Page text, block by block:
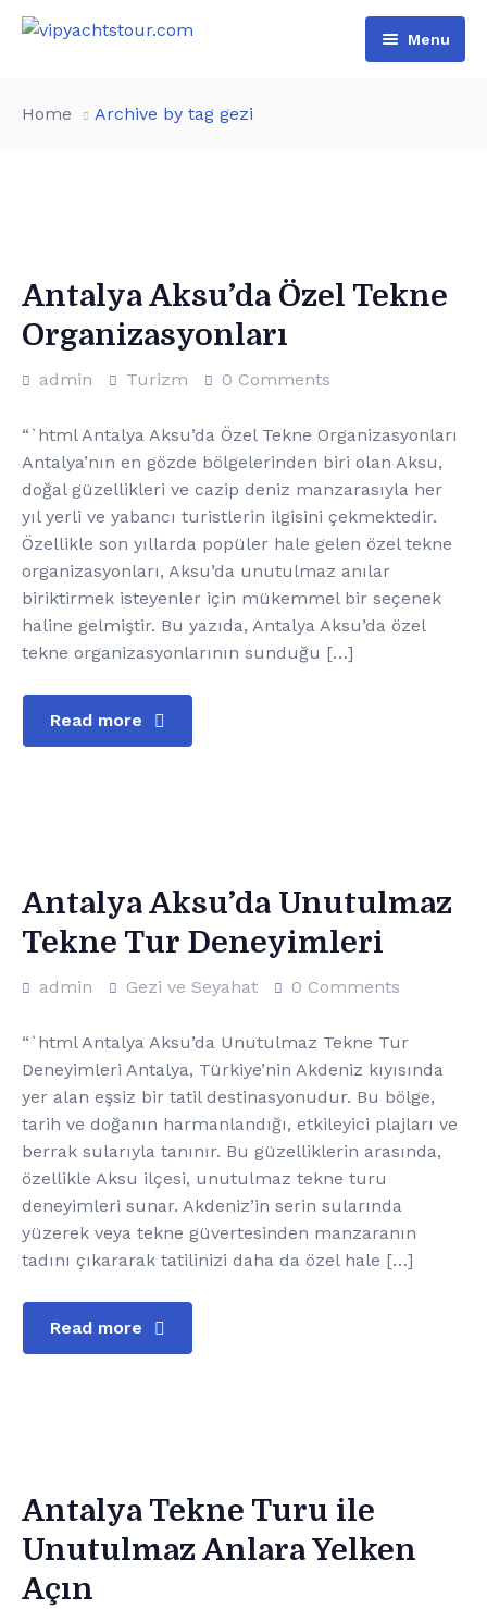
Menu
Special Day Events
List of water sports
Additional services
Türkçe
English
Home Archive by tag gezi
Antalya Aksu’da Özel Tekne
Organizasyonları
admin Turizm 0 Comments
“`html Antalya Aksu’da Özel Tekne Organizasyonları
Antalya’nın en gözde bölgelerinden biri olan Aksu,
doğal güzellikleri ve cazip deniz manzarasıyla her
yıl yerli ve yabancı turistlerin ilgisini çekmektedir.
Özellikle son yıllarda popüler hale gelen özel tekne
organizasyonları, Aksu’da unutulmaz anılar
biriktirmek isteyenler için mükemmel bir seçenek
haline gelmiştir. Bu yazıda, Antalya Aksu’da özel
tekne organizasyonlarının sunduğu […]
Read more
Antalya Aksu’da Unutulmaz
Tekne Tur Deneyimleri
admin Gezi ve Seyahat 0 Comments
“`html Antalya Aksu’da Unutulmaz Tekne Tur
Deneyimleri Antalya, Türkiye’nin Akdeniz kıyısında
yer alan eşsiz bir tatil destinasyonudur. Bu bölge,
tarih ve doğanın harmanlandığı, etkileyici plajları ve
berrak sularıyla tanınır. Bu güzelliklerin arasında,
özellikle Aksu ilçesi, unutulmaz tekne turu
deneyimleri sunar. Akdeniz’in serin sularında
yüzerek veya tekne güvertesinden manzaranın
tadını çıkararak tatilinizi daha da özel hale […]
Read more
Antalya Tekne Turu ile
Unutulmaz Anlara Yelken
Açın